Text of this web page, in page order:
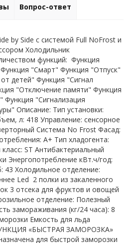
Вопрос-ответ
by Side c системой Full NoFrost и
Холодильник
функций: Функция
"Смарт" Функция "Отпуск"
детей" Функция "Сигнал
"Отключение памяти" Функция
Функция "Сигнализация
Описание: Тип установки:
л: 418 Управление: сенсорное
Система No Frost Фасад:
A+ Тип хладогента:
ST Антибактериальный
Энергопотребление кВт.ч/год:
43 Холодильное отделение:
Led 2 полки из закаленного
3 отсека для фруктов и овощей
отделение: Полезный
замораживания (кг/24 часа): 8
Емкость для льда
«БЫСТРАЯ ЗАМОРОЗКА»
для быстрой заморозки